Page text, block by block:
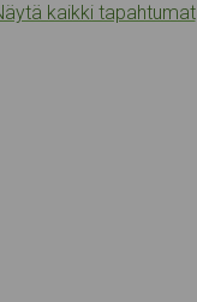
kaikki tapahtumat